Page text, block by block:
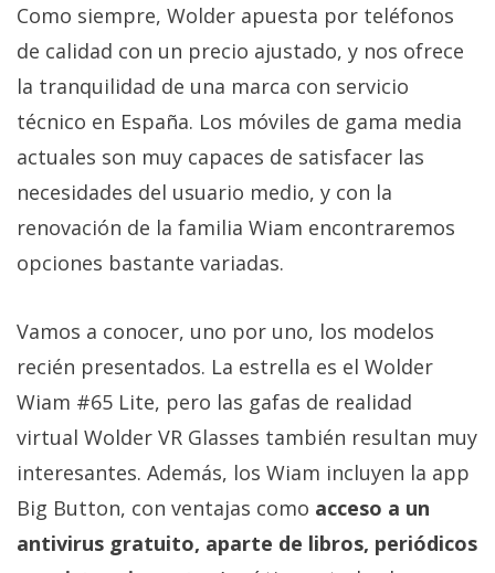
Sobre
nosotros
/
Publicidad
/
Cambiar
opciones
de
privacidad
/
Legal
El medio de
comunicación
digital donde
todas las
noticias sobre
tecnología,
móviles,
ordenadores,
Como siempre, Wolder apuesta por teléfonos
de calidad con un precio ajustado, y nos ofrece
la tranquilidad de una marca con servicio
técnico en España. Los móviles de gama media
actuales son muy capaces de satisfacer las
necesidades del usuario medio, y con la
renovación de la familia Wiam encontraremos
opciones bastante variadas.
Vamos a conocer, uno por uno, los modelos
recién presentados. La estrella es el Wolder
Wiam #65 Lite, pero las gafas de realidad
virtual Wolder VR Glasses también resultan muy
interesantes. Además, los Wiam incluyen la app
Big Button, con ventajas como acceso a un
antivirus gratuito, aparte de libros, periódicos